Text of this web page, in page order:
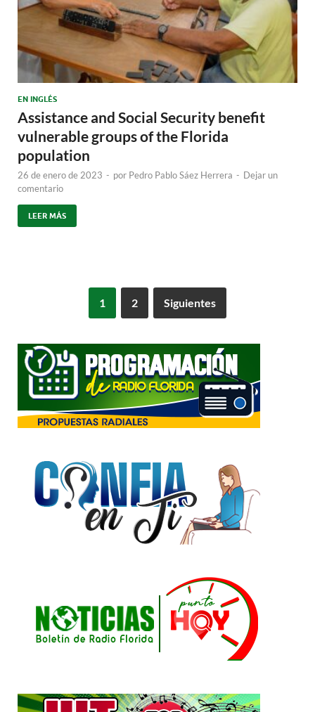
EN INGLÉS
Assistance and Social Security benefit
vulnerable groups of the Florida
population
26 de enero de 2023 - por Pedro Pablo Sáez Herrera - Dejar un
comentario
LEER MÁS
1 2 Siguientes